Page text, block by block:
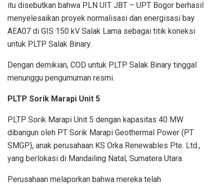
itu disebutkan bahwa PLN UIT JBT – UPT Bogor berhasil
menyelesaikan proyek normalisasi dan energisasi bay
AEA07 di GIS 150 kV Salak Lama sebagai titik koneksi
untuk PLTP Salak Binary.
Dengan demikian, COD untuk PLTP Salak Binary tinggal
menunggu pengumuman resmi.
PLTP Sorik Marapi Unit 5
PLTP Sorik Marapi Unit 5 dengan kapasitas 40 MW
dibangun oleh PT Sorik Marapi Geothermal Power (PT
SMGP), anak perusahaan KS Orka Renewables Pte. Ltd.,
yang berlokasi di Mandailing Natal, Sumatera Utara.
Perusahaan melaporkan bahwa mereka telah